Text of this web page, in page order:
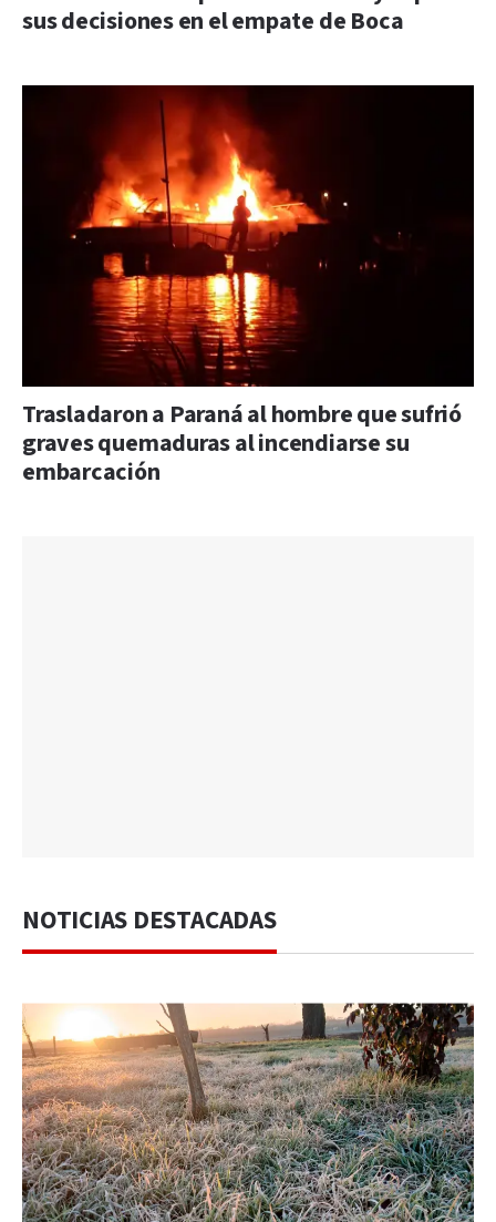
sus decisiones en el empate de Boca
Trasladaron a Paraná al hombre que sufrió
graves quemaduras al incendiarse su
embarcación
NOTICIAS DESTACADAS